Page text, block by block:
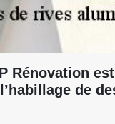
Rénovation
de